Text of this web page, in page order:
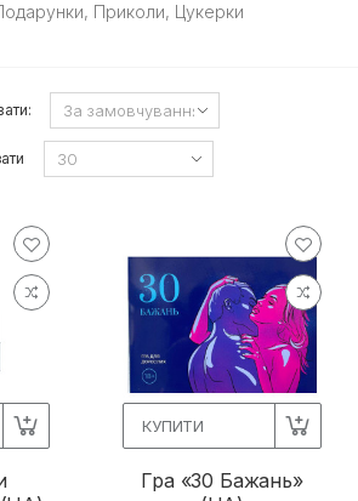
Приколи, Цукерки
КУПИТИ
Гра «30 Бажань»